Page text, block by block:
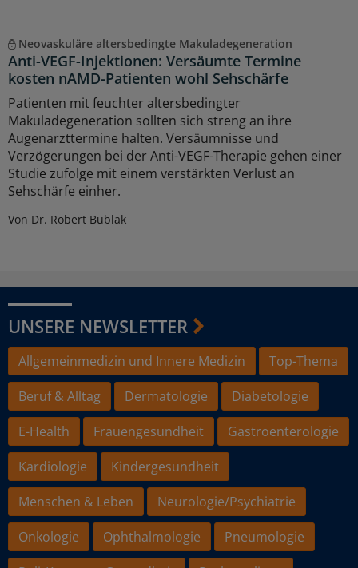
Neovaskuläre altersbedingte Makuladegeneration
Anti-VEGF-Injektionen: Versäumte Termine
kosten nAMD-Patienten wohl Sehschärfe
Patienten mit feuchter altersbedingter
Makuladegeneration sollten sich streng an ihre
Augenarzttermine halten. Versäumnisse und
Verzögerungen bei der Anti-VEGF-Therapie gehen einer
Studie zufolge mit einem verstärkten Verlust an
Sehschärfe einher.
Von Dr. Robert Bublak
UNSERE NEWSLETTER
Allgemeinmedizin und Innere Medizin
Top-Thema
Beruf & Alltag
Dermatologie
Diabetologie
E-Health
Frauengesundheit
Gastroenterologie
Kardiologie
Kindergesundheit
Menschen & Leben
Neurologie/Psychiatrie
Onkologie
Ophthalmologie
Pneumologie